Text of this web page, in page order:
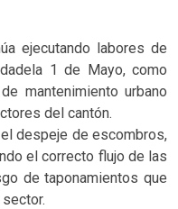
ejecutando labores de
1 de Mayo, como
mantenimiento urbano
del cantón.
despeje de escombros,
el correcto flujo de las
de taponamientos que